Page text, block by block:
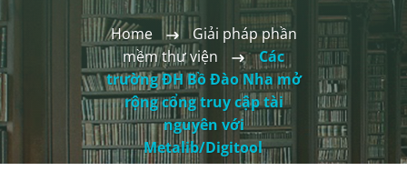
Home
Giải pháp phần
mềm thư viện
Các
trường ĐH Bồ Đào Nha mở
rộng cổng truy cập tài
nguyên với
Metalib/Digitool